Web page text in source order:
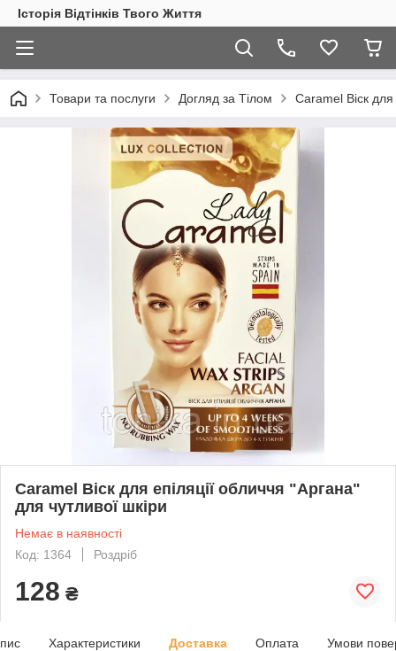
Історія Відтінків Твого Життя
Товари та послуги Догляд за Тілом Caramel Віск для
Caramel Віск для епіляції обличчя "Аргана"
для чутливої шкіри
Немає в наявності
Код: 1364
Роздріб
128 ₴
Характеристики Доставка Оплата Умови